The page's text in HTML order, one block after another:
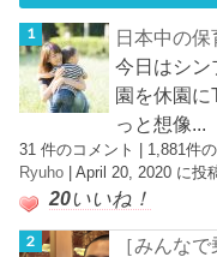
日本中の保
今日はシン
園を休園
っと想像...
31 件のコメント 1,881件
Ryuho |April 20, 2020 に投
20いいね！
［みんな